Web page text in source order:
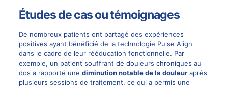
Études de cas ou témoignages
De nombreux patients ont partagé des expériences
positives ayant bénéficié de la technologie Pulse Align
dans le cadre de leur rééducation fonctionnelle. Par
exemple, un patient souffrant de douleurs chroniques au
dos a rapporté une diminution notable de la douleuraprès
plusieurs sessions de traitement, ce qui a permis une